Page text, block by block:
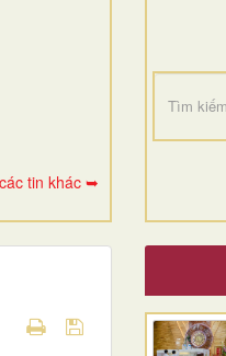
tin khác ➥